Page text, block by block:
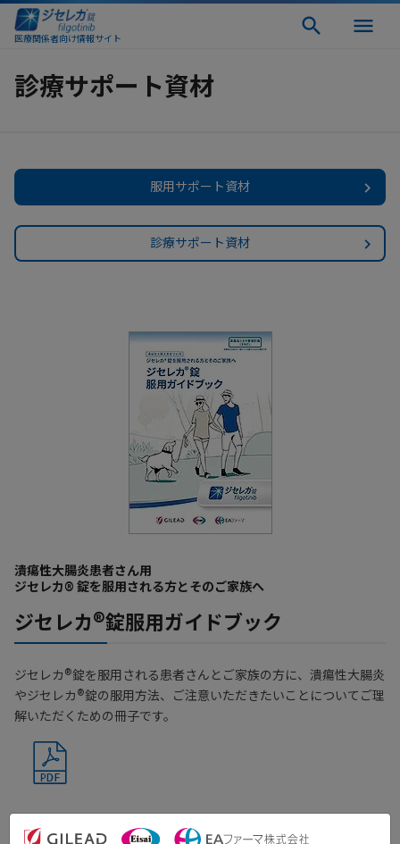
医療関係者向け情報サイト
診療サポート資材
服用サポート資材
診療サポート資材
潰瘍性大腸炎患者さん用
ジセレカ®︎ 錠を服用される方とそのご家族へ
ジセレカ ®錠服用ガイドブック
ジセレカ ®錠を服用される患者さんとご家族の方に、潰瘍性大腸炎
やジセレカ ®錠の服用方法、ご注意いただきたいことについてご理
解いただくための冊子です。